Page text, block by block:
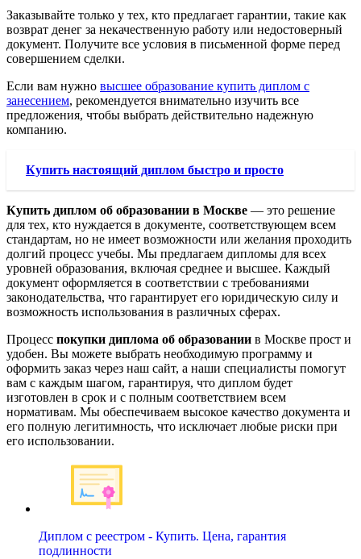
Заказывайте только у тех, кто предлагает гарантии, такие как
возврат денег за некачественную работу или недостоверный
документ. Получите все условия в письменной форме перед
совершением сделки.
Если вам нужно высшее образование купить диплом с
занесением, рекомендуется внимательно изучить все
предложения, чтобы выбрать действительно надежную
компанию.
Купить настоящий диплом быстро и просто
Купить диплом об образовании в Москве — это решение
для тех, кто нуждается в документе, соответствующем всем
стандартам, но не имеет возможности или желания проходить
долгий процесс учебы. Мы предлагаем дипломы для всех
уровней образования, включая среднее и высшее. Каждый
документ оформляется в соответствии с требованиями
законодательства, что гарантирует его юридическую силу и
возможность использования в различных сферах.
Процесс покупки диплома об образовании в Москве прост и
удобен. Вы можете выбрать необходимую программу и
оформить заказ через наш сайт, а наши специалисты помогут
вам с каждым шагом, гарантируя, что диплом будет
изготовлен в срок и с полным соответствием всем
нормативам. Мы обеспечиваем высокое качество документа и
его полную легитимность, что исключает любые риски при
его использовании.
Диплом с реестром - Купить. Цена, гарантия
подлинности